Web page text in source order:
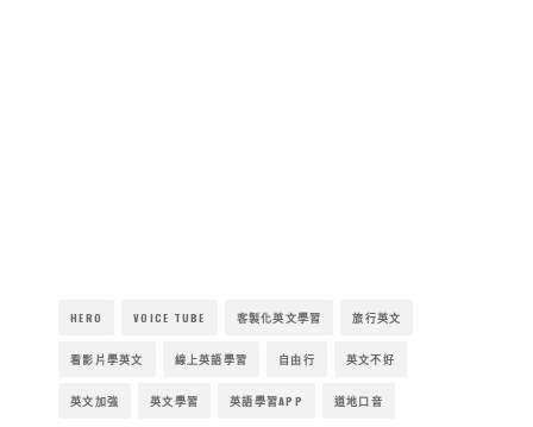
HERO VOICE TUBE 客製化英文學習 旅行英文
看影片學英文 線上英語學習 自由行 英文不好
英文加強 英文學習 英語學習APP 道地口音